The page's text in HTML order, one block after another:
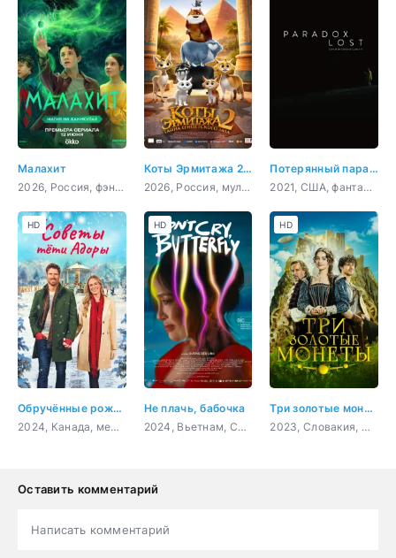
Малахит
2026, Россия, фэнтези, приключения, семейный
Коты Эрмитажа 2. Тайна египетского зала
2026, Россия, мультфильм, семейный, приключения
Потерянный парадокс
2021, США, фантастика, комедия
Обручённые рождеством
2024, Канада, мелодрама
HD
Не плачь, бабочка
2024, Вьетнам, Сингапур, Индонезия, Филиппины, фэнтези, драма, комедия
HD
Три золотые монеты
2023, Словакия, Чехия, фэнтези, семейный
HD
Оставить комментарий
Написать комментарий